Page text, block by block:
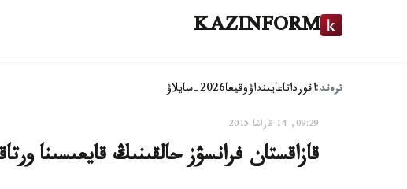
KAZINFORM
ترەند:اقورداتاعايىنداۋوقيعا2026-سايلاۋ
09:29, 14 قاراشا 2015
قازاقستان فرانسۋز حالقىنىڭ قايعىسىنا